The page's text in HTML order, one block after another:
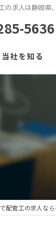
の求人は静岡県
5636
当社を知る
未経験
行直帰
配管工の求人な